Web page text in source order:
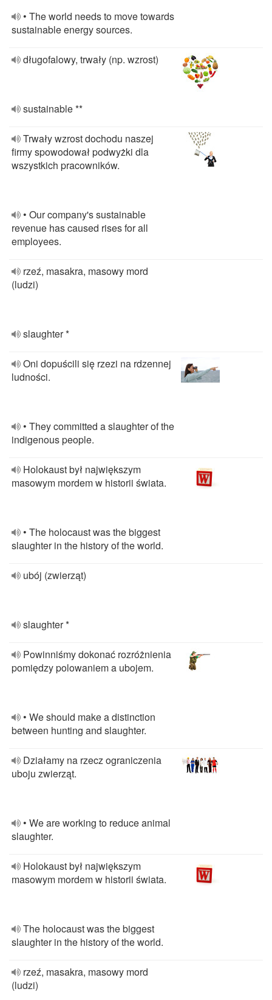
• The world needs to move towards
sustainable energy sources.
długofalowy, trwały (np. wzrost)
sustainable **
Trwały wzrost dochodu naszej
firmy spowodował podwyżki dla
wszystkich pracowników.
• Our company's sustainable
revenue has caused rises for all
employees.
rzeź, masakra, masowy mord
(ludzi)
slaughter *
Oni dopuścili się rzezi na rdzennej
ludności.
• They committed a slaughter of the
indigenous people.
Holokaust był największym
masowym mordem w historii świata.
• The holocaust was the biggest
slaughter in the history of the world.
ubój (zwierząt)
slaughter *
Powinniśmy dokonać rozróżnienia
pomiędzy polowaniem a ubojem.
• We should make a distinction
between hunting and slaughter.
Działamy na rzecz ograniczenia
uboju zwierząt.
• We are working to reduce animal
slaughter.
Holokaust był największym
masowym mordem w historii świata.
The holocaust was the biggest
slaughter in the history of the world.
rzeź, masakra, masowy mord
(ludzi)